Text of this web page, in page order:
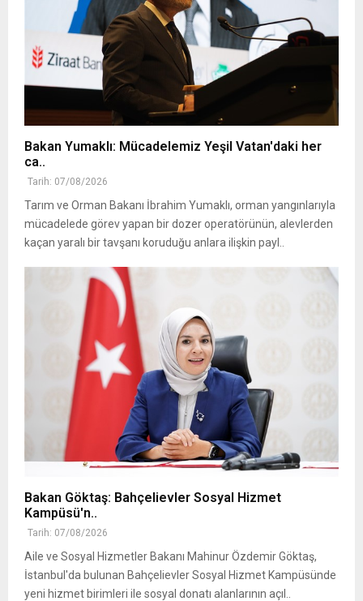
Bakan Yumaklı: Mücadelemiz Yeşil Vatan'daki her
ca..
Tarih: 07/08/2026
Tarım ve Orman Bakanı İbrahim Yumaklı, orman yangınlarıyla
mücadelede görev yapan bir dozer operatörünün, alevlerden
kaçan yaralı bir tavşanı koruduğu anlara ilişkin payl..
Bakan Göktaş: Bahçelievler Sosyal Hizmet
Kampüsü'n..
Tarih: 07/08/2026
Aile ve Sosyal Hizmetler Bakanı Mahinur Özdemir Göktaş,
İstanbul'da bulunan Bahçelievler Sosyal Hizmet Kampüsünde
yeni hizmet birimleri ile sosyal donatı alanlarının açıl..